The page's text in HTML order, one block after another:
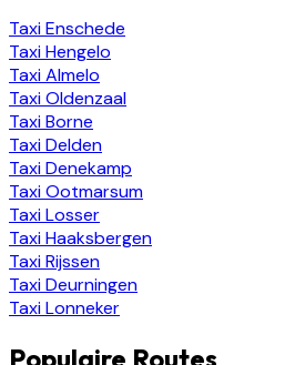
TaxiEnschede
TaxiHengelo
TaxiAlmelo
TaxiOldenzaal
TaxiBorne
TaxiDelden
TaxiDenekamp
TaxiOotmarsum
TaxiLosser
TaxiHaaksbergen
TaxiRijssen
TaxiDeurningen
TaxiLonneker
Populaire Routes